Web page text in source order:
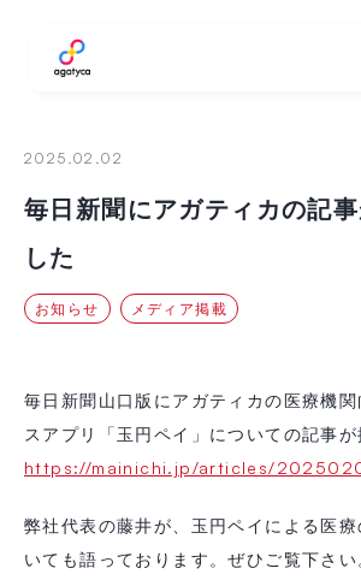
2025.02.02
毎日新聞にアガティカの記
した
お知らせ メディア掲載
毎日新聞山口版にアガティカの医療機
スアプリ「玉円ペイ」についての記事が
https://mainichi.jp/articles/
弊社代表の藤井が、玉円ペイによる医
いても語っております。ぜひご覧下さい